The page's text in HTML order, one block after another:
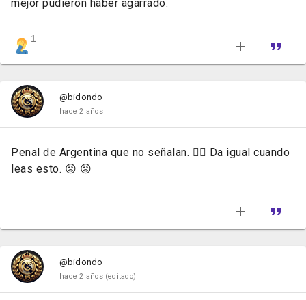
mejor pudieron haber agarrado.
1
@bidondo
hace 2 años
Penal de Argentina que no señalan. 🤦‍♂️ Da igual cuando
leas esto. 😡 😡
@bidondo
hace 2 años (editado)